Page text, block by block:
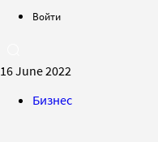
Войти
16 June 2022
Бизнес